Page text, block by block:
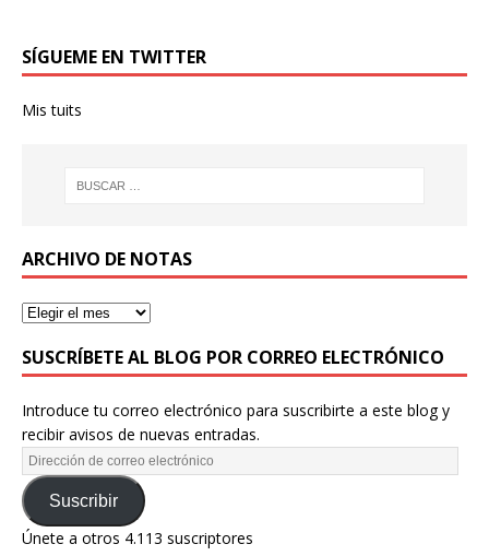
SÍGUEME EN TWITTER
Mis tuits
ARCHIVO DE NOTAS
SUSCRÍBETE AL BLOG POR CORREO ELECTRÓNICO
Introduce tu correo electrónico para suscribirte a este blog y
recibir avisos de nuevas entradas.
Suscribir
Únete a otros 4.113 suscriptores